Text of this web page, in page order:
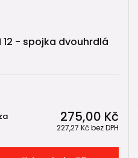
12 - spojka dvouhrdlá
275,00 Kč
227,27 Kčbez DPH